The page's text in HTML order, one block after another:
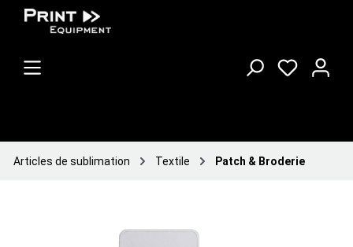
Articles de sublimation Textile Patch & Broderie